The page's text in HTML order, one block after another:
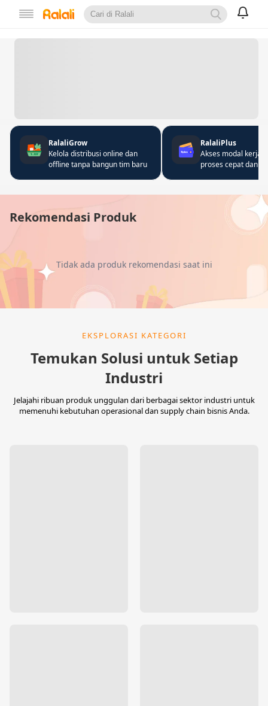
RalaliGrow
Kelola distribusi online dan
offline tanpa bangun tim baru
RalaliPlus
Akses modal kerja
proses cepat dan
Rekomendasi Produk
Tidak ada produk rekomendasi saat ini
EKSPLORASI KATEGORI
Temukan Solusi untuk Setiap
Industri
Jelajahi ribuan produk unggulan dari berbagai sektor industri untuk
memenuhi kebutuhan operasional dan supply chain bisnis Anda.